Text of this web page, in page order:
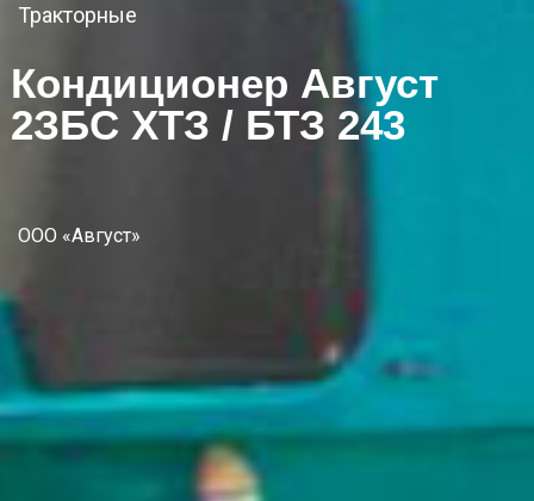
Тракторные
Кондиционер Август
2ЗБС ХТЗ / БТЗ 243
ООО «Август»